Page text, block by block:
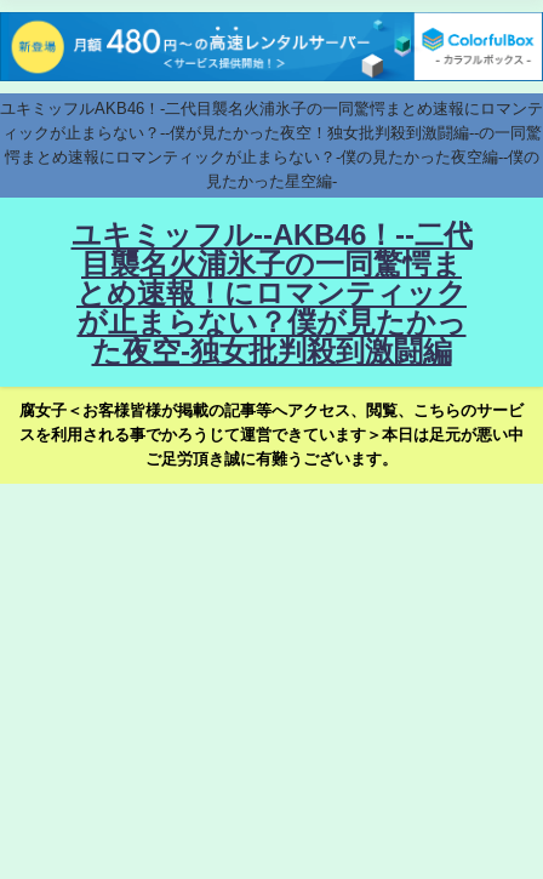
ユキミッフルAKB46！-二代目襲名火浦氷子の一同驚愕まとめ速報にロマンテ
ィックが止まらない？--僕が見たかった夜空！独女批判殺到激闘編--の一同驚
愕まとめ速報にロマンティックが止まらない？-僕の見たかった夜空編--僕の
見たかった星空編-
ユキミッフル--AKB46！--二代
目襲名火浦氷子の一同驚愕ま
とめ速報！にロマンティック
が止まらない？僕が見たかっ
た夜空-独女批判殺到激闘編
腐女子＜お客様皆様が掲載の記事等へアクセス、閲覧、こちらのサービ
スを利用される事でかろうじて運営できています＞本日は足元が悪い中
ご足労頂き誠に有難うございます。